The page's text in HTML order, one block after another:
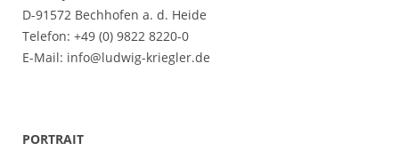
D-91572 Bechhofen a. d. Heide
Telefon: +49 (0) 9822 8220-0
E-Mail: info@ludwig-kriegler.de
PORTRAIT